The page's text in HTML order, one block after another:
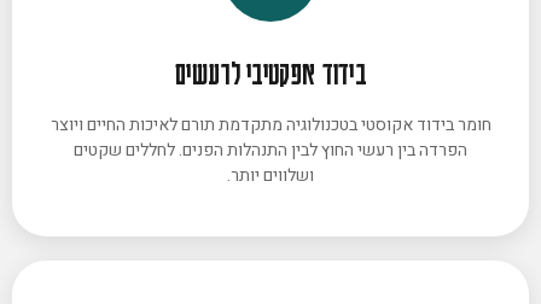
בידוד אפקטיבי לרעשים
חומר בידוד אקוסטי בטכנולוגיה מתקדמת תורם לאיכות החיים ויוצר
הפרדה בין רעשי החוץ לבין התנהלות הפנים. לחללים שקטים
ושלווים יותר.